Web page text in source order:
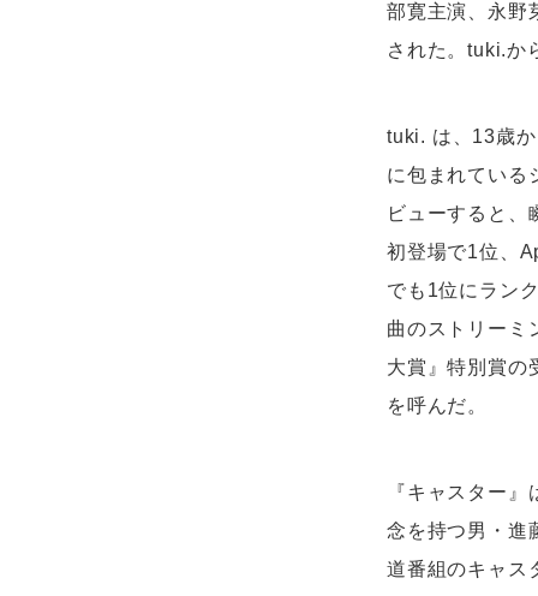
部寛主演、永野
された。tuki.か
tuki. は、13歳
に包まれている
ビューすると
初登場で1位、
でも1位にラン
曲のストリーミ
大賞』特別賞の
を呼んだ。
『キャスター
念を持つ男・進
道番組のキャス